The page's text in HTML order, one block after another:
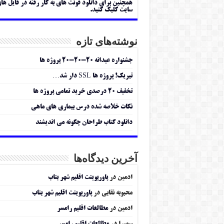
همچنین برای دانلود فونت های به کار رفته در فایل
سایت کلیک کنید.
نوشته‌های تازه
جشنواره عیدانه ۲۰-۲۰-۲۰ پروژه ها
تبریک! پروژه ها SSL دار شد…
تخفیف ۲۰ درصدی خرید تمامی پروژه ها
نکات خلاصه شده درس بیماری های ماهی
دانلود کتاب طراحان چگونه می اندیشند
آخرین دیدگاه‌ها
ادمین درپاورپوینت اقلیم شهر بناب
محبوبه نقابی درپاورپوینت اقلیم شهر بناب
ادمین درمطالعات اقلیم رامسر